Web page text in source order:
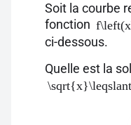
Soit la courbe
fonction
ci-dessous.
Quelle est la